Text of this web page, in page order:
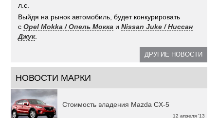
л.с.
Выйдя на рынок автомобиль, будет конкурировать
сOpel Mokka / Опель Мокка иNissan Juke / Ниссан
Джук.
ДРУГИЕ НОВОСТИ
НОВОСТИ МАРКИ
12 апреля '13
Стоимость владения Mazda CX-5